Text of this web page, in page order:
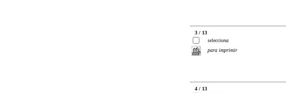
3 / 13
selecciona
para imprimir
4 / 13